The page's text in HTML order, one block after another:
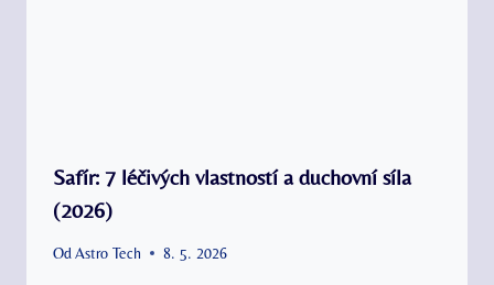
Safír: 7 léčivých vlastností a duchovní síla
(2026)
Od Astro Tech 8. 5. 2026